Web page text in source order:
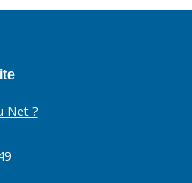
Net ?